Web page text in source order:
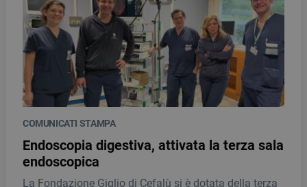
COMUNICATI STAMPA
Endoscopia digestiva, attivata la terza sala
endoscopica
La Fondazione Giglio di Cefalù si è dotata della terza